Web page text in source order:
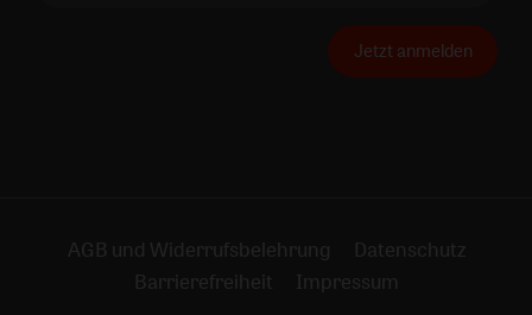
Jetzt anmelden
AGB und Widerrufsbelehrung
Datenschutz
Barrierefreiheit
Impressum